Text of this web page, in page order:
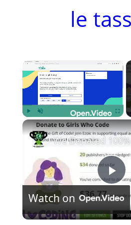
le
×
Play Unmute
P
l
We Donated
Watch on